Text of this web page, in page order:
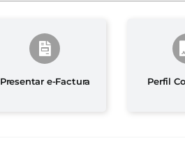
Presentar e-Factura Perfil